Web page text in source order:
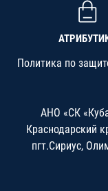
Политика по
АНО «СК
Краснодарский
пгт.Сириус,